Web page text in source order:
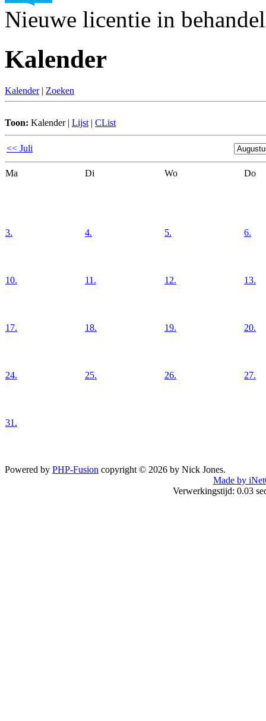
Nieuwe licentie in
Kalender
Kalender | Zoeken
Toon: Kalender| Lijst | CList
<< Juli
Ma Di Wo Do
3. 4. 5. 6.
10. 11. 12. 13.
17. 18. 19. 20.
24. 25. 26. 27.
31.
Powered by PHP-Fusion copyright © 2026 by Nick Jones.
Made by
Verwerkingstijd: 0.03